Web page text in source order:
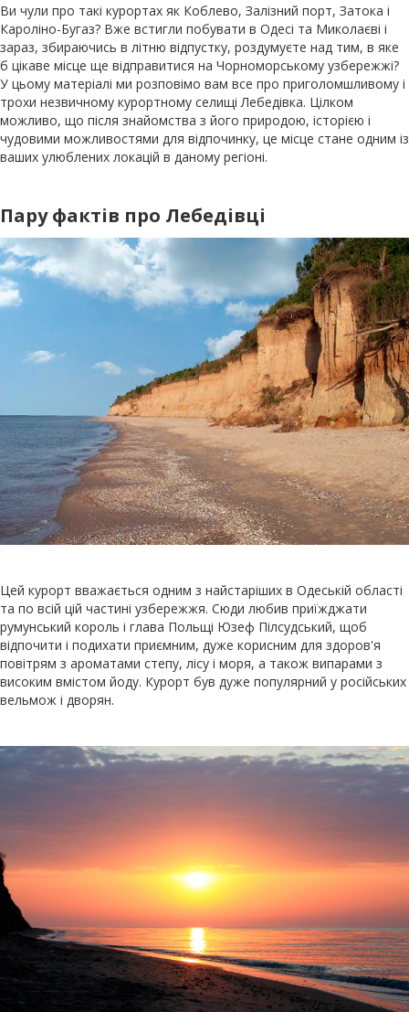
Ви чули про такі курортах як Коблево, Залізний порт, Затока і
Кароліно-Бугаз? Вже встигли побувати в Одесі та Миколаєві і
зараз, збираючись в літню відпустку, роздумуєте над тим, в яке
б цікаве місце ще відправитися на Чорноморському узбережжі?
У цьому матеріалі ми розповімо вам все про приголомшливому і
трохи незвичному курортному селищі Лебедівка. Цілком
можливо, що після знайомства з його природою, історією і
чудовими можливостями для відпочинку, це місце стане одним із
ваших улюблених локацій в даному регіоні.
Пару фактів про Лебедівці
Цей курорт вважається одним з найстаріших в Одеській області
та по всій цій частині узбережжя. Сюди любив приїжджати
румунський король і глава Польщі Юзеф Пілсудський, щоб
відпочити і подихати приємним, дуже корисним для здоров'я
повітрям з ароматами степу, лісу і моря, а також випарами з
високим вмістом йоду. Курорт був дуже популярний у російських
вельмож і дворян.